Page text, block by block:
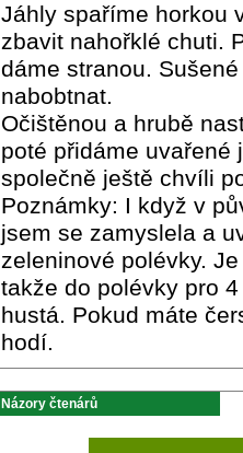
Jáhly spaříme horkou
zbavit nahořklé chuti.
dáme stranou.
nabobtnat.
Očištěnou a hrubě
poté přidáme uvařené
společně ještě chvíli
Poznámky: I když v
jsem se zamyslela a
zeleninové polévky.
takže do polévky pro
hustá. Pokud máte
hodí.
Názory čtenárů